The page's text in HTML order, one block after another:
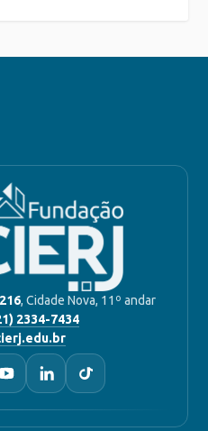
, Cidade Nova, 11º andar
2334-7434